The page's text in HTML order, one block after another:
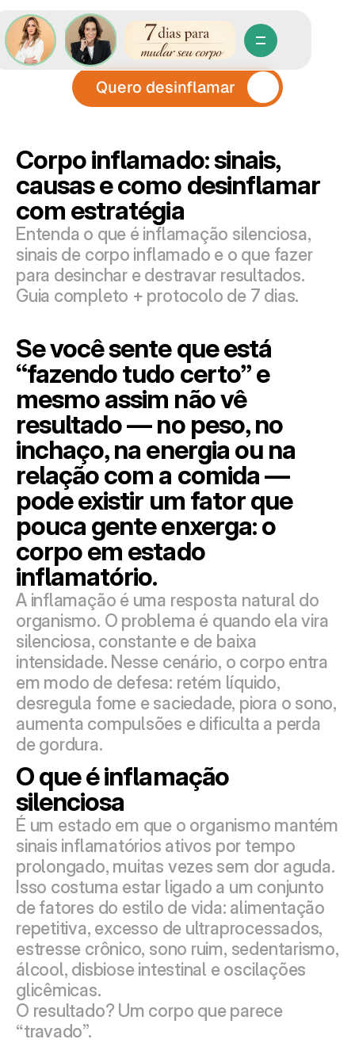
Quero desinflamar
Corpo inflamado: sinais,
causas e como desinflamar
com estratégia
Entenda o que é inflamação silenciosa,
sinais de corpo inflamado e o que fazer
para desinchar e destravar resultados.
Guia completo + protocolo de 7 dias.
Se você sente que está
“fazendo tudo certo” e
mesmo assim não vê
resultado — no peso, no
inchaço, na energia ou na
relação com a comida —
pode existir um fator que
pouca gente enxerga: o
corpo em estado
inflamatório.
A inflamação é uma resposta natural do
organismo. O problema é quando ela vira
silenciosa, constante e de baixa
intensidade. Nesse cenário, o corpo entra
em modo de defesa: retém líquido,
desregula fome e saciedade, piora o sono,
aumenta compulsões e dificulta a perda
de gordura.
O que é inflamação
silenciosa
É um estado em que o organismo mantém
sinais inflamatórios ativos por tempo
prolongado, muitas vezes sem dor aguda.
Isso costuma estar ligado a um conjunto
de fatores do estilo de vida: alimentação
repetitiva, excesso de ultraprocessados,
estresse crônico, sono ruim, sedentarismo,
álcool, disbiose intestinal e oscilações
glicêmicas.
O resultado? Um corpo que parece
“travado”.